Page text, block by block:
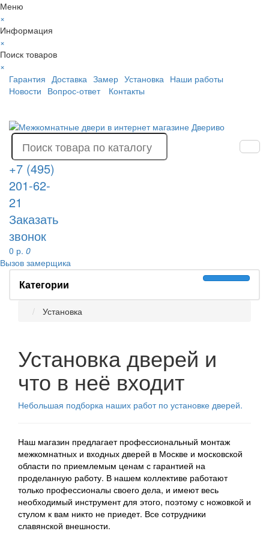
Меню
×
Информация
×
Поиск товаров
×
Гарантия Доставка Замер Установка Наши работы
Новости Вопрос-ответ Контакты
+7 (495)
201-62-
21
Заказать
звонок
0 р. 0
Вызов замерщика
Категории
Установка
Установка дверей и
что в неё входит
Небольшая подборка наших работ по установке дверей.
Наш магазин предлагает профессиональный монтаж
межкомнатных и входных дверей в Москве и московской
области по приемлемым ценам с гарантией на
проделанную работу. В нашем коллективе работают
только профессионалы своего дела, и имеют весь
необходимый инструмент для этого, поэтому с ножовкой и
стулом к вам никто не приедет. Все сотрудники
славянской внешности.